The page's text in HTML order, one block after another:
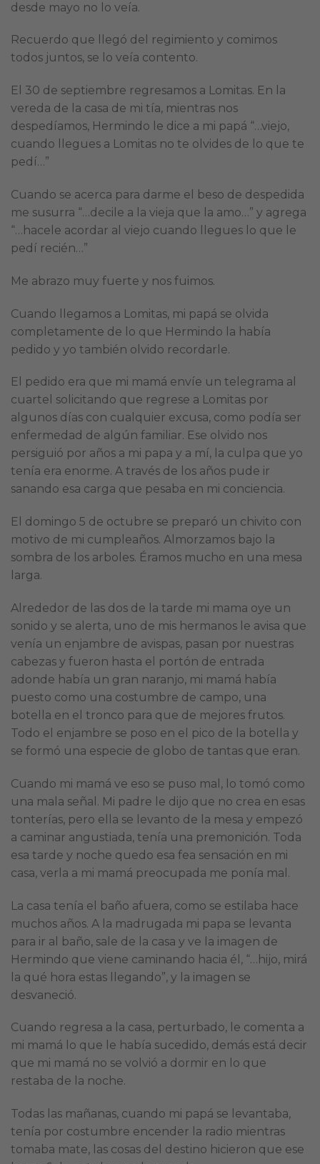
desde mayo no lo veía.
Recuerdo que llegó del regimiento y comimos
todos juntos, se lo veía contento.
El 30 de septiembre regresamos a Lomitas. En la
vereda de la casa de mi tía, mientras nos
despedíamos, Hermindo le dice a mi papá “…viejo,
cuando llegues a Lomitas no te olvides de lo que te
pedí…”
Cuando se acerca para darme el beso de despedida
me susurra “…decile a la vieja que la amo…” y agrega
“…hacele acordar al viejo cuando llegues lo que le
pedí recién…”
Me abrazo muy fuerte y nos fuimos.
Cuando llegamos a Lomitas, mi papá se olvida
completamente de lo que Hermindo la había
pedido y yo también olvido recordarle.
El pedido era que mi mamá envíe un telegrama al
cuartel solicitando que regrese a Lomitas por
algunos días con cualquier excusa, como podía ser
enfermedad de algún familiar. Ese olvido nos
persiguió por años a mi papa y a mí, la culpa que yo
tenía era enorme. A través de los años pude ir
sanando esa carga que pesaba en mi conciencia.
El domingo 5 de octubre se preparó un chivito con
motivo de mi cumpleaños. Almorzamos bajo la
sombra de los arboles. Éramos mucho en una mesa
larga.
Alrededor de las dos de la tarde mi mama oye un
sonido y se alerta, uno de mis hermanos le avisa que
venía un enjambre de avispas, pasan por nuestras
cabezas y fueron hasta el portón de entrada
adonde había un gran naranjo, mi mamá había
puesto como una costumbre de campo, una
botella en el tronco para que de mejores frutos.
Todo el enjambre se poso en el pico de la botella y
se formó una especie de globo de tantas que eran.
Cuando mi mamá ve eso se puso mal, lo tomó como
una mala señal. Mi padre le dijo que no crea en esas
tonterías, pero ella se levanto de la mesa y empezó
a caminar angustiada, tenía una premonición. Toda
esa tarde y noche quedo esa fea sensación en mi
casa, verla a mi mamá preocupada me ponía mal.
La casa tenía el baño afuera, como se estilaba hace
muchos años. A la madrugada mi papa se levanta
para ir al baño, sale de la casa y ve la imagen de
Hermindo que viene caminando hacia él, “…hijo, mirá
la qué hora estas llegando”, y la imagen se
desvaneció.
Cuando regresa a la casa, perturbado, le comenta a
mi mamá lo que le había sucedido, demás está decir
que mi mamá no se volvió a dormir en lo que
restaba de la noche.
Todas las mañanas, cuando mi papá se levantaba,
tenía por costumbre encender la radio mientras
tomaba mate, las cosas del destino hicieron que ese